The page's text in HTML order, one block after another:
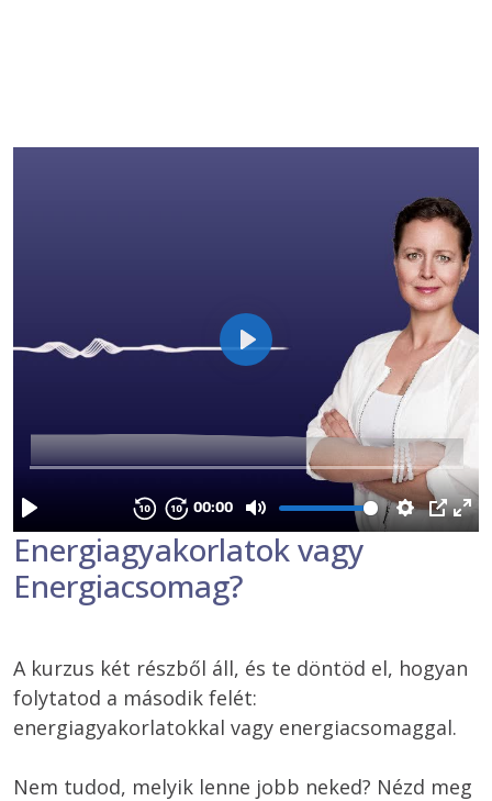
Energiagyakorlatok vagy
Energiacsomag?
A kurzus két részből áll, és te döntöd el, hogyan
folytatod a második felét:
energiagyakorlatokkal vagy energiacsomaggal.
Nem tudod, melyik lenne jobb neked? Nézd meg